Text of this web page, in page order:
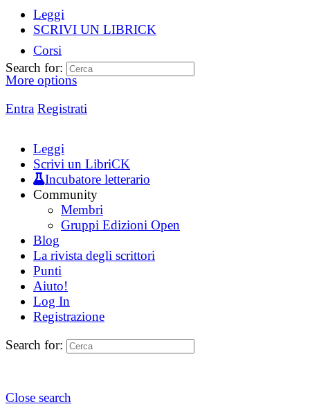
Leggi
SCRIVI UN LIBRICK
Corsi
More options
Entra Registrati
Search for:
Leggi
Scrivi un LibriCK
Incubatore letterario
Community
Membri
Gruppi Edizioni Open
Blog
La rivista degli scrittori
Punti
Aiuto!
Log In
Registrazione
Search for:
Close search